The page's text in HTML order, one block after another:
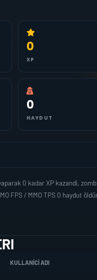
0
XP
0
HAYDUT
0 kadar XP kazandi,
FPS / MMO TPS 0 haydut
KULLANICI ADI